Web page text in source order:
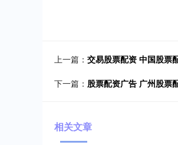
上一篇： 交易股票配资 中国股票
下一篇： 股票配资广告 广州股票
相关文章